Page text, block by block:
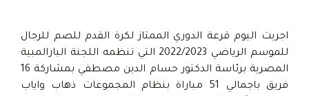
اجريت اليوم قرعة الدوري الممتاز لكرة القدم للصم للرجال
للموسم الرياضي 2022/2023 التي تنظمه اللجنة البارالمبية
المصرية برئاسة الدكتور حسام الدين مصطفي بمشاركة 16
فريق باجمالي 51 مباراة بنظام المجموعات ذهاب واياب